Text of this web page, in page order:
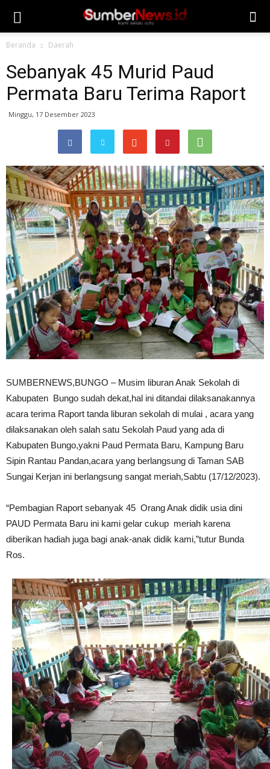
Beranda Daerah
Sebanyak 45 Murid Paud
Permata Baru Terima Raport
Minggu, 17 Desember 2023
SUMBERNEWS,BUNGO – Musim liburan Anak Sekolah di
Kabupaten Bungo sudah dekat,hal ini ditandai dilaksanakannya
acara terima Raport tanda liburan sekolah di mulai , acara yang
dilaksanakan oleh salah satu Sekolah Paud yang ada di
Kabupaten Bungo,yakni Paud Permata Baru, Kampung Baru
Sipin Rantau Pandan,acara yang berlangsung di Taman SAB
Sungai Kerjan ini berlangsung sangat meriah,Sabtu (17/12/2023).
“Pembagian Raport sebanyak 45 Orang Anak didik usia dini
PAUD Permata Baru ini kami gelar cukup meriah karena
diberikan hadiah juga bagi anak-anak didik kami,”tutur Bunda
Ros.